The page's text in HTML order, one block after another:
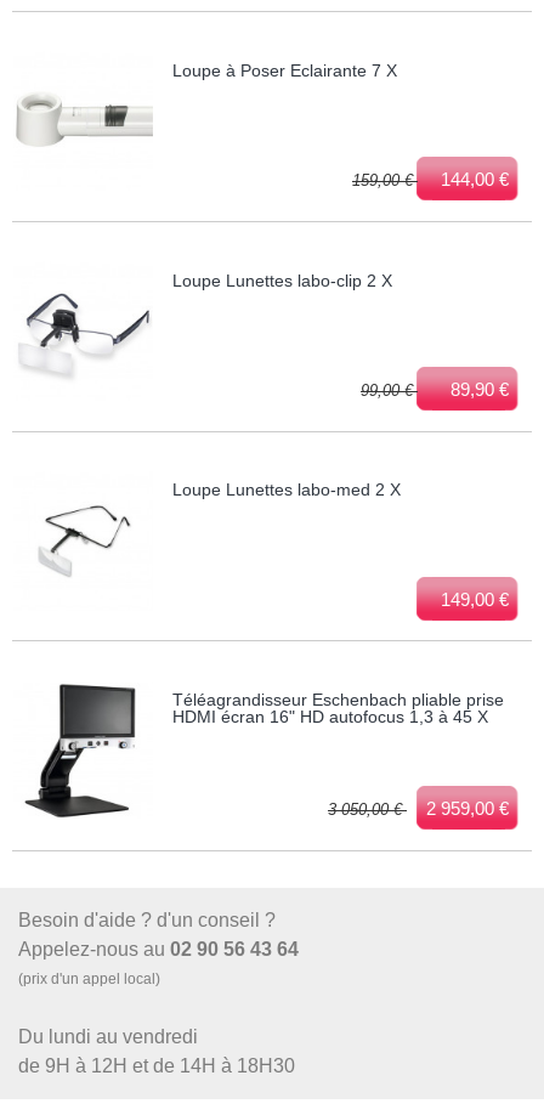
Loupe à Poser Eclairante 7 X
159,00 € 144,00 €
Loupe Lunettes labo-clip 2 X
99,00 € 89,90 €
Loupe Lunettes labo-med 2 X
149,00 €
Téléagrandisseur Eschenbach pliable prise
HDMI écran 16" HD autofocus 1,3 à 45 X
3 050,00 € 2 959,00 €
Besoin d'aide ? d'un conseil ?
Appelez-nous au 02 90 56 43 64
(prix d'un appel local)
Du lundi au vendredi
de 9H à 12H et de 14H à 18H30